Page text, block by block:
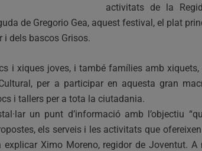
activitats de la
de Gregorio Gea, aquest festival, el plat
i dels bascos Grisos.
i xiques joves, i també famílies amb xiquets,
per a participar en aquesta gran
i tallers per a tota la ciutadania.
un punt d’informació amb l’objectiu
els serveis i les activitats que
explicar Ximo Moreno, regidor de Joventut.